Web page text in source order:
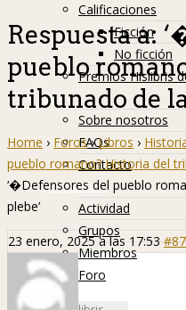
Calificaciones
Ficción
No ficción
Premios Hislibris
Info
Sobre nosotros
FAQs
Contacto
Hislibreños
Actividad
Grupos
Miembros
Foro
Respuesta a:
pueblo
tribunado de
Home › Foros › Libros ›
pueblo romano? Historia del
‘�Defensores del pueblo
plebe’
23 enero, 2025 a las 17:53